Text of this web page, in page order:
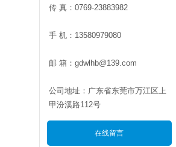
传 真：0769-23883982
手 机：13580979080
邮 箱：gdwlhb@139.com
公司地址：广东省东莞市万江区上
甲汾溪路112号
在线留言